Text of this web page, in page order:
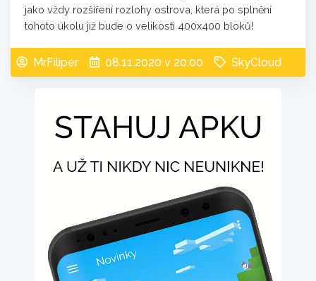
jako vždy rozšíření rozlohy ostrova, která po splnění
tohoto úkolu již bude o velikosti 400x400 bloků!
MrFiliper 08.11.2020 v 20:00 SkyCloud